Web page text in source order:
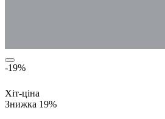
-19%
Хіт-ціна
Знижка 19%